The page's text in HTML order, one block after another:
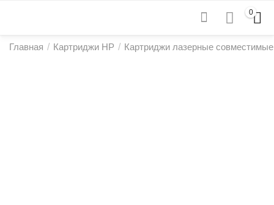
0
Главная / Картриджи HP / Картриджи лазерные